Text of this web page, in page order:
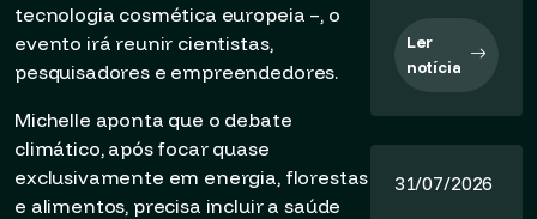
tecnologia cosmética europeia –, o
evento irá reunir cientistas,
pesquisadores e empreendedores.
Michelle aponta que o debate
climático, após focar quase
exclusivamente em energia, florestas
e alimentos, precisa incluir a saúde
Ler
notícia
31/07/2026